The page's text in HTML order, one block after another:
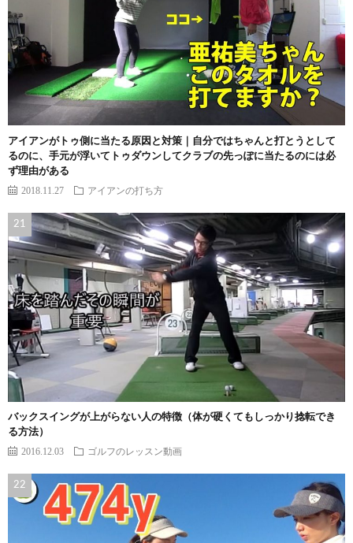
アイアンがトゥ側に当たる原因と対策｜自分ではちゃんと打とうとして
るのに、手元が浮いてトゥダウンしてクラブの先っぽに当たるのには必
ず理由がある
2018.11.27 アイアンの打ち方
バックスイングが上がらない人の特徴（体が硬くてもしっかり捻転でき
る方法）
2016.12.03 ゴルフのレッスン動画